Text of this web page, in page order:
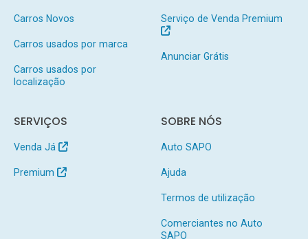
Carros Novos
Carros usados por marca
Carros usados por
localização
Serviço de Venda Premium
Anunciar Grátis
SERVIÇOS
Venda Já
Premium
SOBRE NÓS
Auto SAPO
Ajuda
Termos de utilização
Comerciantes no Auto
SAPO